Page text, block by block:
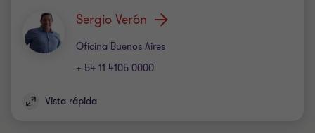
Sergio Verón
Oficina Buenos Aires
Oficina
+ 54 11 4105 0000
Vista rápida